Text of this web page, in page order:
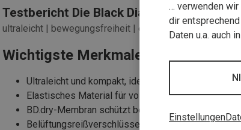
Testbericht Die Black Diamond Fineline
ultraleicht | bewegungsfreiheit | elastisches material
Wichtigste Merkmale
Ultraleicht und kompakt, ideal für Touren mit wenig
Elastisches Material für volle Bewegungsfreiheit
BD.dry-Membran schützt bei Wind und kurzen
Belüftungsreißverschlüsse unter den Armen
… verwenden wir
dir
Daten u.a. auch
Einstellungen